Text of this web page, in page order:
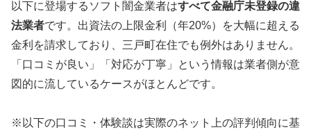
以下に登場するソフト闇金業者はすべて金融庁未登録の違
法業者です。出資法の上限金利（年20%）を大幅に超える
金利を請求しており、三戸町在住でも例外はありません。
「口コミが良い」「対応が丁寧」という情報は業者側が意
図的に流しているケースがほとんどです。
※以下の口コミ・体験談は実際のネット上の評判傾向に基